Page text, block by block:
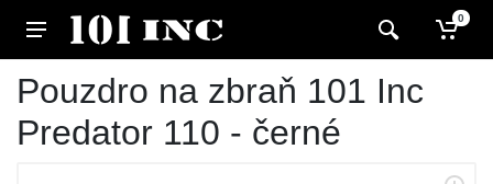
0
Pouzdro na zbraň 101 Inc
Predator 110 - černé